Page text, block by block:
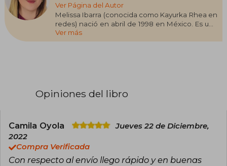
Ver Página del Autor
Melissa Ibarra (conocida como Kayurka Rhea en
redes) nació en abril de 1998 en México. Es una
lectora ávida y una romántica empedernida que
adora imaginar historias en todo momento y
poder de transmitir a través de las letras y volver
Ver más
Opiniones del libro
Camila Oyola
Jueves 22 de Diciembre,
2022
Compra Verificada
Con respecto al envío llego rápido y en buenas